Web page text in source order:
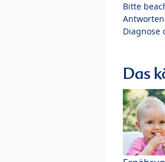
Bitte
Diagnose
Das